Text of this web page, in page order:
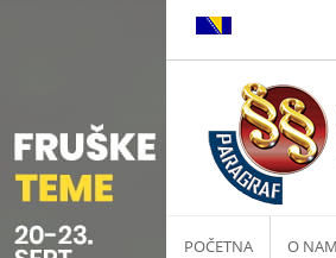
POČETNA O